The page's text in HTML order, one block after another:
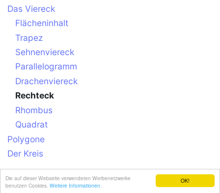
OK!
Die auf dieser Webseite verwendeten Werbenetzwerke
benutzen Cookies. Weitere Informationen.
Das Viereck
Flächeninhalt
Trapez
Sehnenviereck
Parallelogramm
Drachenviereck
Rechteck
Rhombus
Quadrat
Polygone
Der Kreis